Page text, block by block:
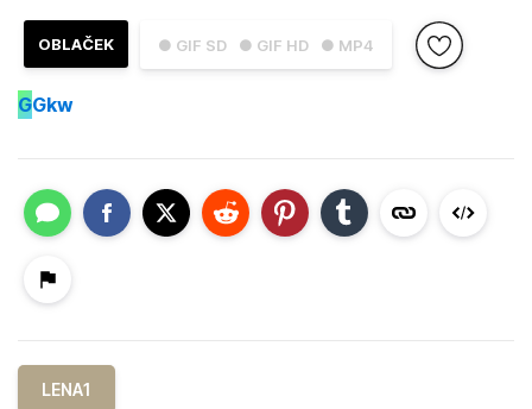
● GIF SD ● GIF HD ● MP4
OBLAČEK
GGkw
LENA1